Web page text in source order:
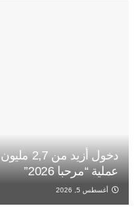
دخول
عملية “مرحبا 2026”
أغسطس 5, 2026